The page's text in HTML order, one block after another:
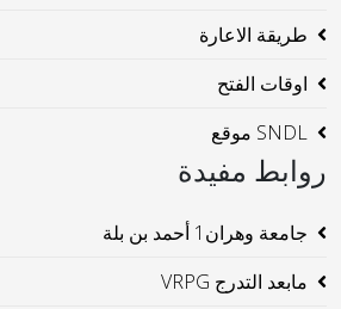
طريقة الاعارة
اوقات الفتح
SNDL موقع
روابط مفيدة
جامعة وهران1 أحمد بن بلة
مابعد التدرج VRPG